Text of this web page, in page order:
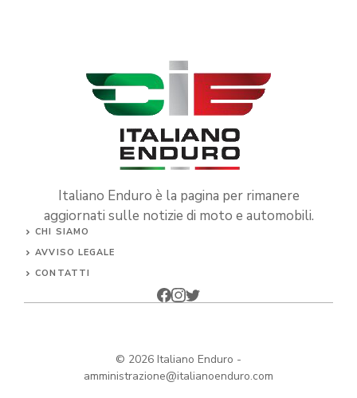
Italiano Enduro è la pagina per rimanere
aggiornati sulle notizie di moto e automobili.
CHI SIAMO
AVVISO LEGALE
CONTATTI
© 2026 Italiano Enduro -
amministrazione@italianoenduro.com